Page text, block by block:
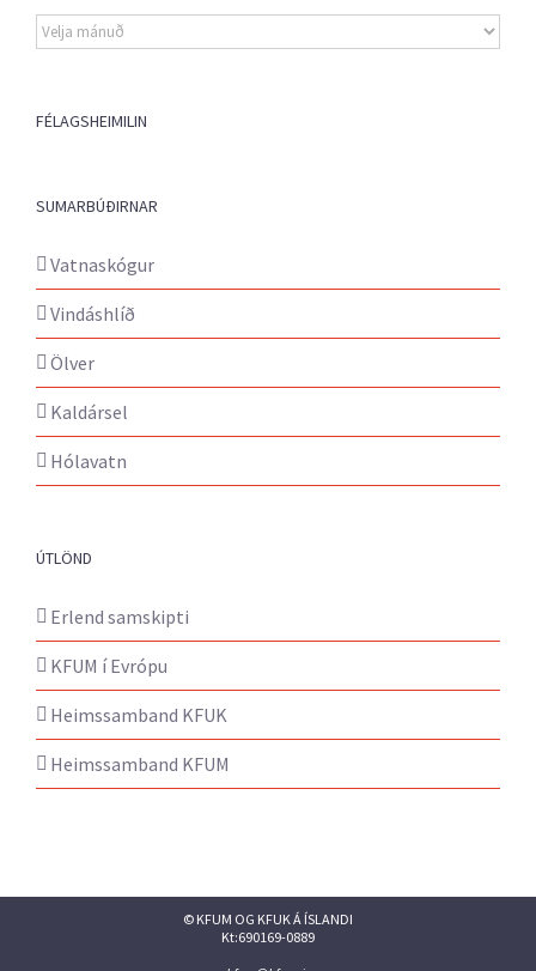
Eldri
fréttir
FÉLAGSHEIMILIN
SUMARBÚÐIRNAR
Vatnaskógur
Vindáshlíð
Ölver
Kaldársel
Hólavatn
ÚTLÖND
Erlend samskipti
KFUM í Evrópu
Heimssamband KFUK
Heimssamband KFUM
© KFUM OG KFUK Á ÍSLANDI
Kt:690169-0889